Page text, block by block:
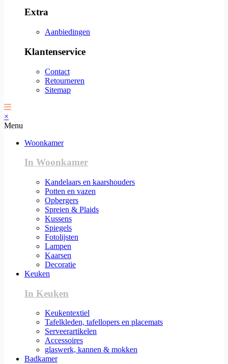
Extra
Aanbiedingen
Klantenservice
Contact
Retourneren
Sitemap
×
Menu
Woonkamer
In Woonkamer
Kandelaars en kaarshouders
Potten en vazen
Opbergers
Spreien & Plaids
Kussens
Spiegels
Fotolijsten
Lampen
Kaarsen
Decoratie
Keuken
In Keuken
Keukentextiel
Tafelkleden, tafellopers en placemats
Serveerartikelen
Accessoires
glaswerk, kannen & mokken
Badkamer